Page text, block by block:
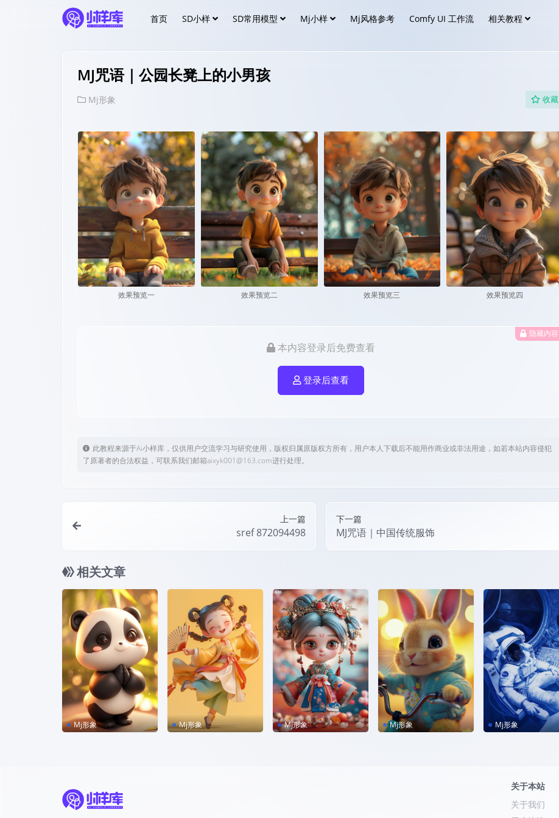
首页 SD小样 SD常用模型 Mj小样 Mj风格参考 Comfy UI 工作流 相关教程
MJ咒语｜公园长凳上的小男孩
Mj形象 收藏
效果预览一 效果预览二 效果预览三 效果预览四
隐藏内容
本内容登录后免费查看
登录后查看
此教程来源于Ai小样库，仅供用户交流学习与研究使用，版权归属原版权方所有，用户本人下载后不能用作商业或非法用途，如若本站内容侵犯
了原著者的合法权益，可联系我们邮箱aixyk001@163.com进行处理。
上一篇
sref 872094498
下一篇
MJ咒语｜中国传统服饰
相关文章
Mj形象 Mj形象 Mj形象 Mj形象 Mj形象
关于本站
关于我们